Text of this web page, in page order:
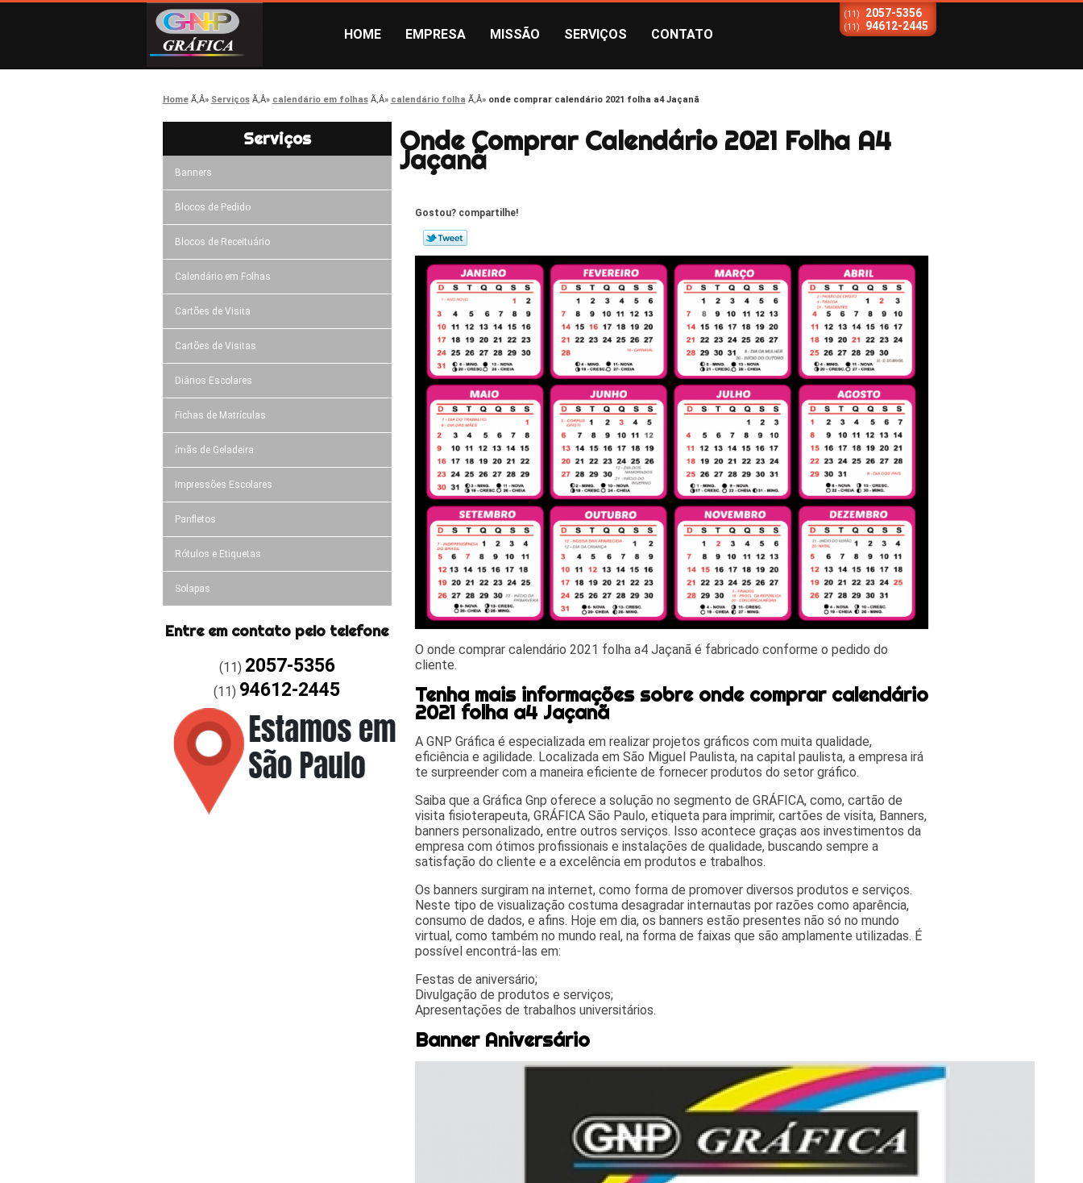
HOME EMPRESA MISSÃO SERVIÇOS CONTATO
(11) 2057-5356
(11) 94612-2445
Home Serviços calendário em folhas calendário folha onde comprar calendário 2021 folha a4 Jaçanã
Serviços
Banners
Blocos de Pedido
Blocos de Receituário
Calendário em Folhas
Cartões de Visita
Cartões de Visitas
Diários Escolares
Fichas de Matrículas
ímãs de Geladeira
Impressões Escolares
Panfletos
Rótulos e Etiquetas
Solapas
Entre em contato pelo telefone
(11) 2057-5356
(11) 94612-2445
Onde Comprar Calendário 2021 Folha A4
Jaçanã
Gostou? compartilhe!
O onde comprar calendário 2021 folha a4 Jaçanã é fabricado conforme o pedido do
cliente.
Tenha mais informações sobre onde comprar calendário
2021 folha a4 Jaçanã
A GNP Gráfica é especializada em realizar projetos gráficos com muita qualidade,
eficiência e agilidade. Localizada em São Miguel Paulista, na capital paulista, a empresa irá
te surpreender com a maneira eficiente de fornecer produtos do setor gráfico.
Saiba que a Gráfica Gnp oferece a solução no segmento de GRÁFICA, como, cartão de
visita fisioterapeuta, GRÁFICA São Paulo, etiqueta para imprimir, cartões de visita, Banners,
banners personalizado, entre outros serviços. Isso acontece graças aos investimentos da
empresa com ótimos profissionais e instalações de qualidade, buscando sempre a
satisfação do cliente e a excelência em produtos e trabalhos.
Os banners surgiram na internet, como forma de promover diversos produtos e serviços.
Neste tipo de visualização costuma desagradar internautas por razões como aparência,
consumo de dados, e afins. Hoje em dia, os banners estão presentes não só no mundo
virtual, como também no mundo real, na forma de faixas que são amplamente utilizadas. É
possível encontrá-las em:
Festas de aniversário;
Divulgação de produtos e serviços;
Apresentações de trabalhos universitários.
Banner Aniversário